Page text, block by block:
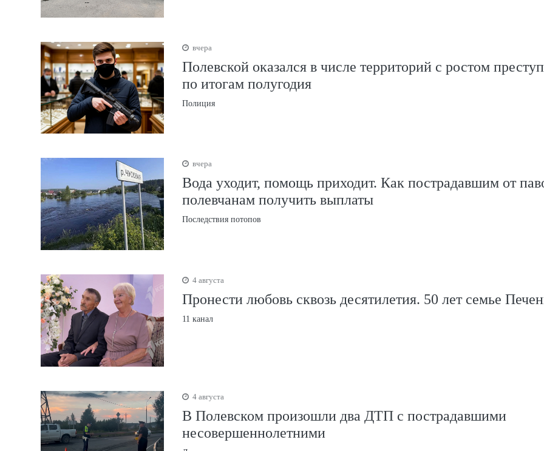
вчера
Полевской оказался в числе территорий с ростом
по итогам полугодия
Полиция
вчера
Вода уходит, помощь приходит. Как пострадавшим от
полевчанам получить выплаты
Последствия потопов
4 августа
Пронести любовь сквозь десятилетия. 50 лет семье
11 канал
4 августа
В Полевском произошли два ДТП с пострадавшими
несовершеннолетними